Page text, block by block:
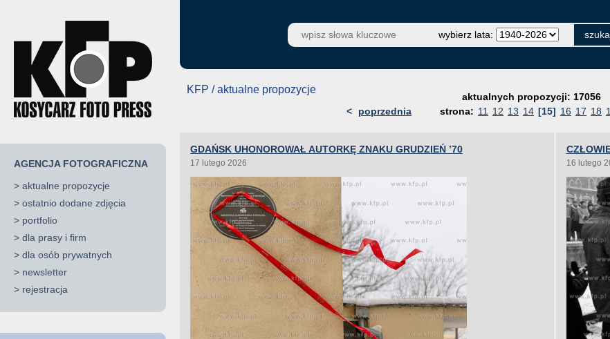
AGENCJA FOTOGRAFICZNA
> aktualne propozycje
> ostatnio dodane zdjęcia
> portfolio
> dla prasy i firm
> dla osób prywatnych
> newsletter
> rejestracja
wybierz lata:
KFP / aktualne propozycje
aktualnych propozycji: 17056
<
poprzednia strona: 11 12 13 14 [15] 16 17 18
GDAŃSK UHONOROWAŁ AUTORKĘ ZNAKU GRUDZIEŃ ’70
17 lutego 2026 16 lutego